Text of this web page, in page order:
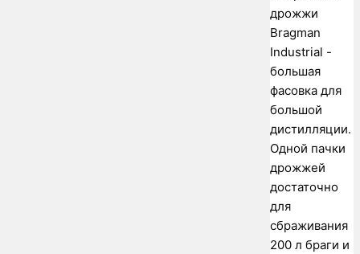
дрожжи
Bragman
Industrial -
большая
фасовка для
большой
дистилляции.
Одной пачки
дрожжей
достаточно
для
сбраживания
200 л браги и